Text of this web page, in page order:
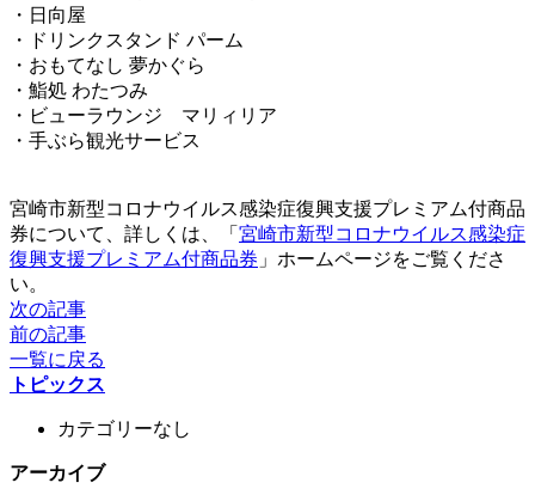
・日向屋
・ドリンクスタンド パーム
・おもてなし 夢かぐら
・鮨処 わたつみ
・ビューラウンジ マリィリア
・手ぶら観光サービス
宮崎市新型コロナウイルス感染症復興支援プレミアム付商品
券について、詳しくは、「 宮崎市新型コロナウイルス感染症
復興支援プレミアム付商品券 」ホームページをご覧くださ
い。
次の記事
前の記事
一覧に戻る
トピックス
カテゴリーなし
アーカイブ